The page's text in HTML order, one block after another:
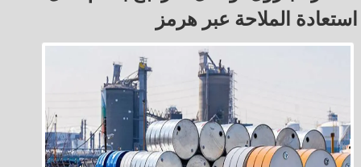
استعادة الملاحة عبر هرمز